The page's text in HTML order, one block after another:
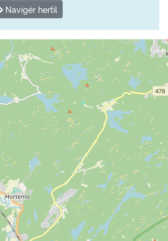
Navigér hertil